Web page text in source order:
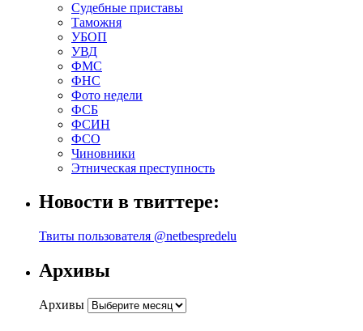
Судебные приставы
Таможня
УБОП
УВД
ФМС
ФНС
Фото недели
ФСБ
ФСИН
ФСО
Чиновники
Этническая преступность
Новости в твиттере:
Твиты пользователя @netbespredelu
Архивы
Архивы